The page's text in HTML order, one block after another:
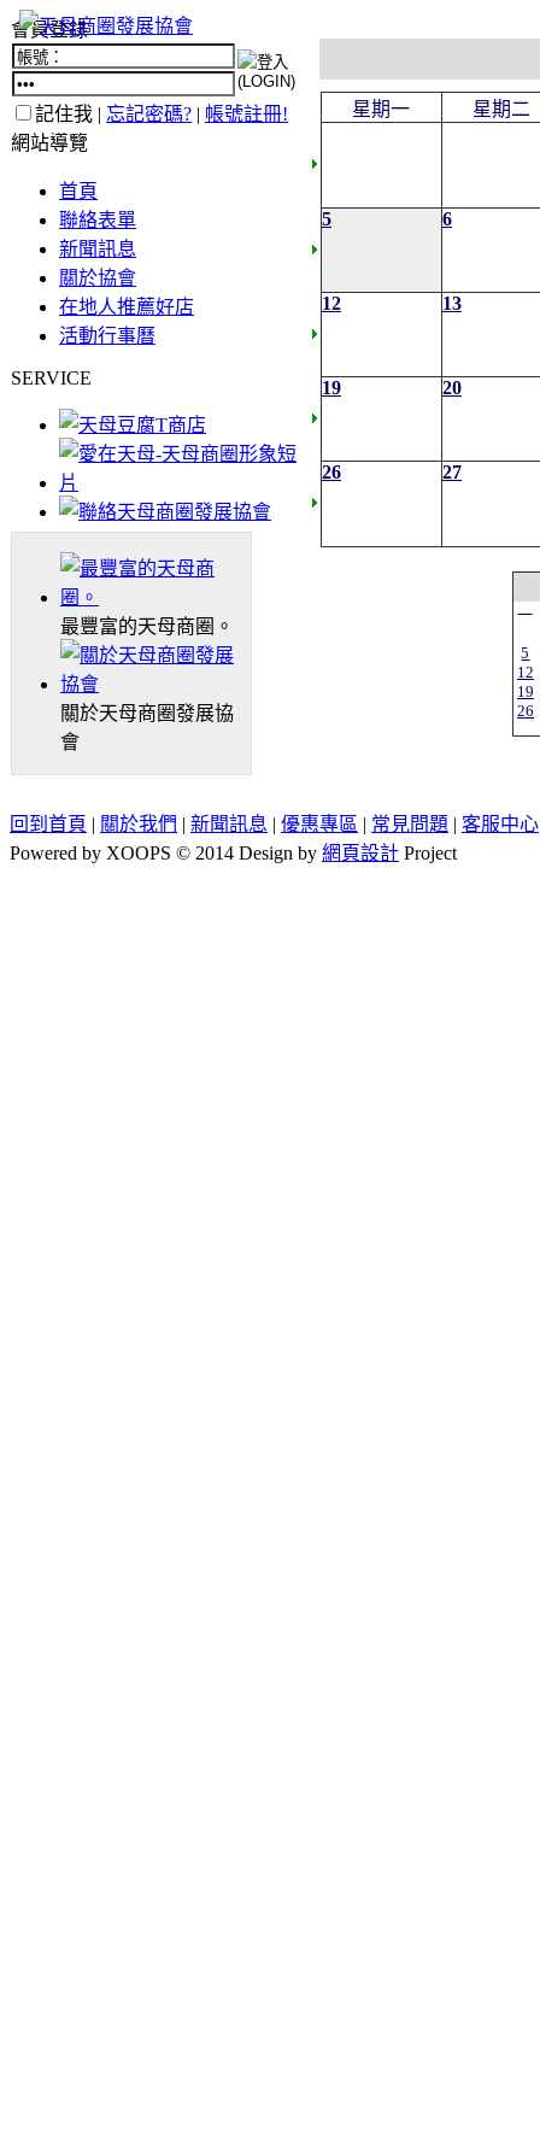
會員登錄
記住我 | 忘記密碼? | 帳號註冊!
網站導覽
首頁
聯絡表單
新聞訊息
關於協會
在地人推薦好店
活動行事曆
SERVICE
最豐富的天母商圈。
關於天母商圈發展協
會
星期一 星期二
5 6
12 13
19 20
26 27
一
5
12
19
26
回到首頁 | 關於我們 | 新聞訊息 | 優惠專區 | 常見問題 | 客服中心
Powered by XOOPS © 2014 Design by 網頁設計 Project